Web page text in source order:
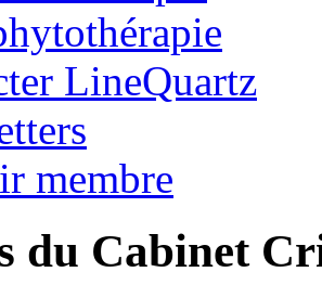
LineQuartz
membre
du Cabinet